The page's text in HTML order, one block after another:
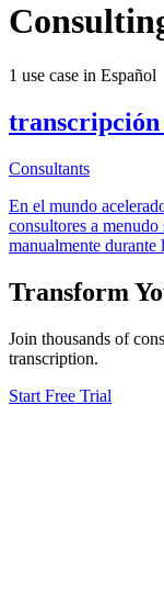
1 use case in Español
transcripción
Consultants
En el mundo
consultores a menudo
manualmente durante
Transform
Join thousands of
transcription.
Start Free Trial